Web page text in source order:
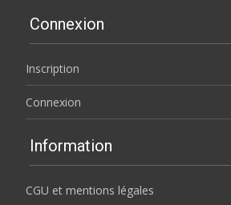
Connexion
Inscription
Connexion
Information
CGU et mentions légales